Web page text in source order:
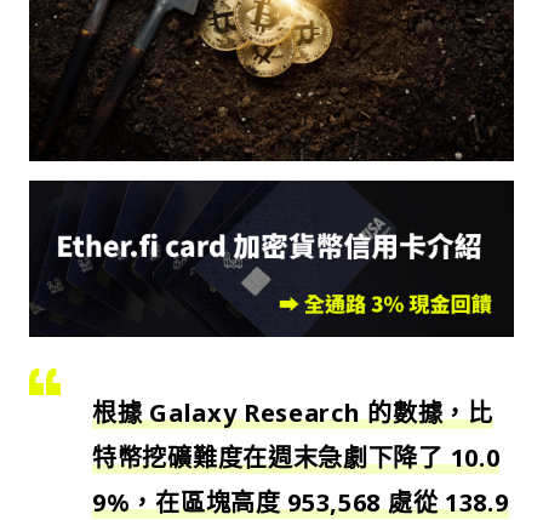
根據 Galaxy Research 的數據，比
特幣挖礦難度在週末急劇下降了 10.0
9%，在區塊高度 953,568 處從 138.9